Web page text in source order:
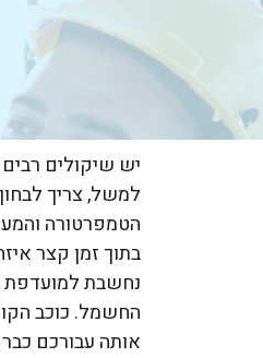
יש שיקולים
למשל, צריך
הטמפרטורה
בתוך זמן קצר
נחשבת למועדפת
החשמל. כוכב
אותה עבורכם